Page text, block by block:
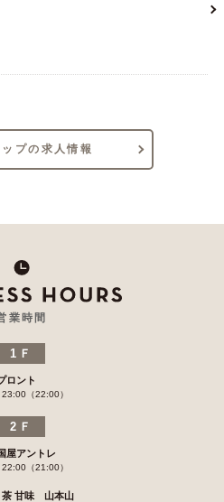
プの求人情報
業時間
1Ｆ
ロント
（22:00）
2Ｆ
屋アントレ
（21:00）
茶 甘味 山本山